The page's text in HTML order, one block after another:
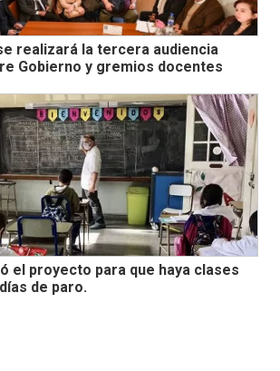
realizará la tercera audiencia
Gobierno y gremios docentes
el proyecto para que haya clases
de paro.